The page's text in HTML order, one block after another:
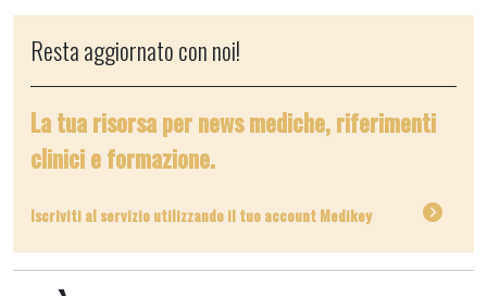
Resta aggiornato con noi!
La tua risorsa per news mediche, riferimenti
clinici e formazione.
Iscriviti al servizio utilizzando il tuo account Medikey